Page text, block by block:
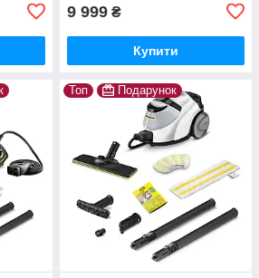
9 999 ₴
Купити
Топ Подарунок